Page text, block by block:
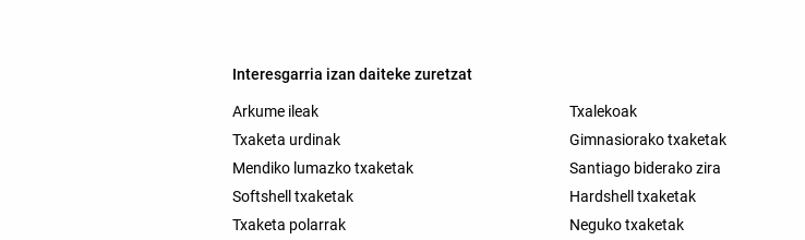
Interesgarria izan daiteke zuretzat
Arkume ileak Txalekoak
Txaketa urdinak
Gimnasiorako txaketak
Mendiko lumazko txaketak
Santiago biderako zira
Softshell txaketak
Hardshell txaketak
Txaketa polarrak
Neguko txaketak